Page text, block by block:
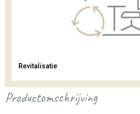
Revitalisatie
Productomschrijving